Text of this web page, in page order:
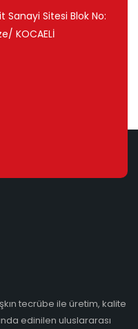
Sanayi Sitesi Blok No:
KOCAELİ
tecrübe ile üretim, kalite
edinilen uluslararası